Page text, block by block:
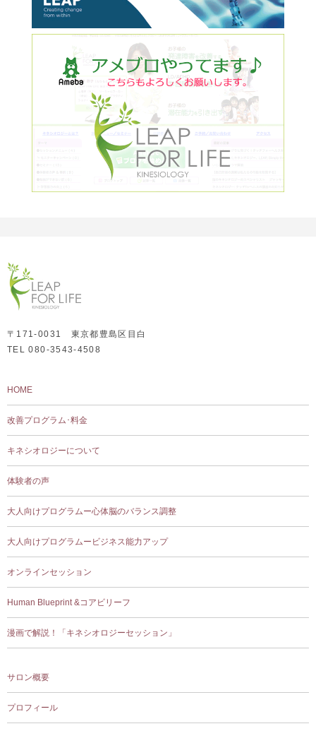
〒171-0031 東京都豊島区目白
TEL 080-3543-4508
HOME
改善プログラム･料金
キネシオロジーについて
体験者の声
大人向けプログラムー心体脳のバランス調整
大人向けプログラムービジネス能力アップ
オンラインセッション
Human Blueprint &コアビリーフ
漫画で解説！「キネシオロジーセッション」
サロン概要
プロフィール